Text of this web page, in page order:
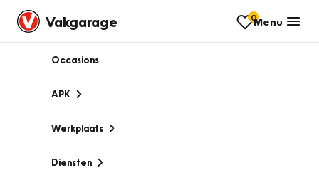
Vakgarage 0Menu
Occasions
APK
Werkplaats
Diensten